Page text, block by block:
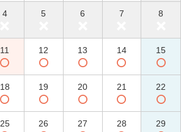
4 5 6 7 8
11 12 13 14 15
18 19 20 21 22
25 26 27 28 29